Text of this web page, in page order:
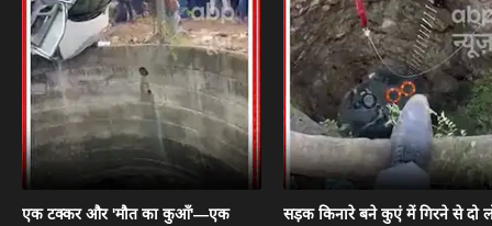
एक टक्कर और 'मौत का कुआँ'—एक
सड़क किनारे बने कुएं में गिरने से दो